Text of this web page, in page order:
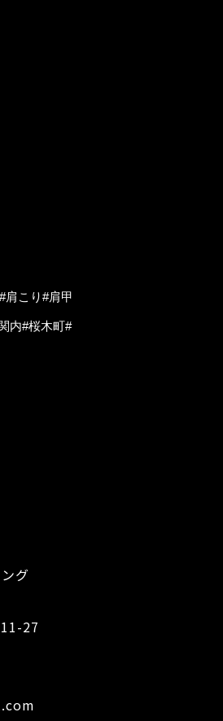
肩こり#肩甲
内#桜木町#
グ
27